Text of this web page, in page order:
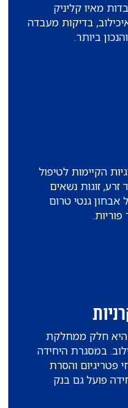
מאיו קליניק
בדיקות מעבדה
הקיימות לטיפול
זרע, זוגות נשאים
אבחון גנטי טרום
היא חלק ממחלקת
במסגרת היחידה
פטריגיום והסרת
פועל גם בנק